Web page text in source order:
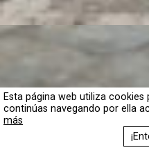
Esta página web utiliza
continúas navegando por ella
más